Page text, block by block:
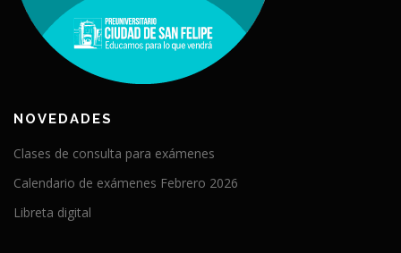
NOVEDADES
Clases de consulta para exámenes
Calendario de exámenes Febrero 2026
Libreta digital